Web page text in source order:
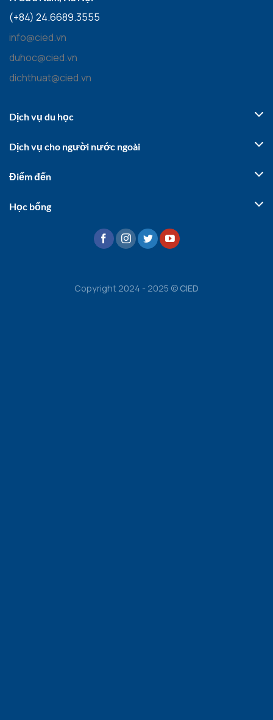
(+84) 24.6689.3555
info@cied.vn
duhoc@cied.vn
dichthuat@cied.vn
Dịch vụ du học
Dịch vụ cho người nước ngoài
Điểm đến
Học bổng
Copyright 2024 - 2025 ©CIED